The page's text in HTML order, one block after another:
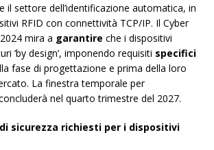
il settore dell’identificazione automatica, in
RFID con connettività TCP/IP. Il Cyber
mira a garantire che i dispositivi
‘by design’, imponendo requisiti specifici
fase di progettazione e prima della loro
La finestra temporale per
nel quarto trimestre del 2027.
sicurezza richiesti per i dispositivi